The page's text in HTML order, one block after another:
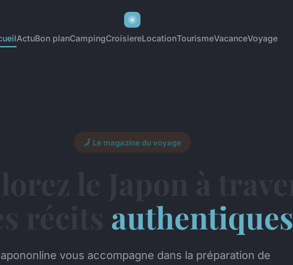
ActuBon planCampingCroisiereLocationTourismeVacanceVoyage
🗾 Le magazine du voyage
authentiques
vous accompagne dans la préparation de